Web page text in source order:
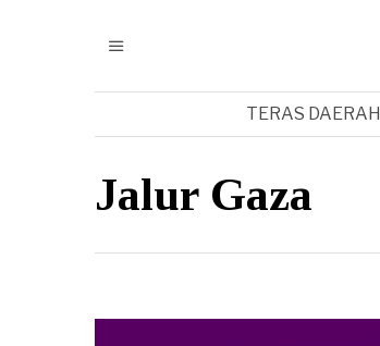
TERAS DAERAH
Jalur Gaza